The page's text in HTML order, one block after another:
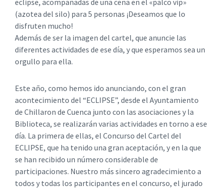
(azotea del silo) para 5 personas ¡Deseamos que lo
disfruten mucho!
Además de ser la imagen del cartel, que anuncie las
diferentes actividades de ese día, y que esperamos sea un
orgullo para ella.
Este año, como hemos ido anunciando, con el gran
acontecimiento del “ECLIPSE”, desde el Ayuntamiento
de Chillaron de Cuenca junto con las asociaciones y la
Biblioteca, se realizarán varias actividades en torno a ese
día. La primera de ellas, el Concurso del Cartel del
ECLIPSE, que ha tenido una gran aceptación, y en la que
se han recibido un número considerable de
participaciones. Nuestro más sincero agradecimiento a
todos y todas los participantes en el concurso, el jurado